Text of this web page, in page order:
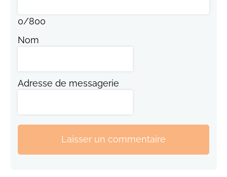
0/800
Nom
Adresse de messagerie
Laisser un commentaire